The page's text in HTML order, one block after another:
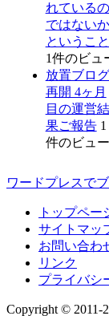
れているの
ではないか
ということ
1件のビュ
放置ブログ
再開 4ヶ月
目の運営結
果ご報告 1
件のビュー
ワードプレスで
トップペー
サイトマッ
お問い合わ
リンク
プライバシ
Copyright ©